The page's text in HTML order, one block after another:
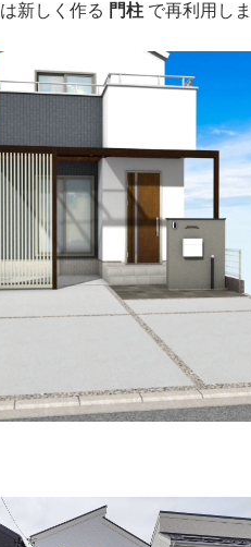
は新しく作る 門柱 で再利用しま